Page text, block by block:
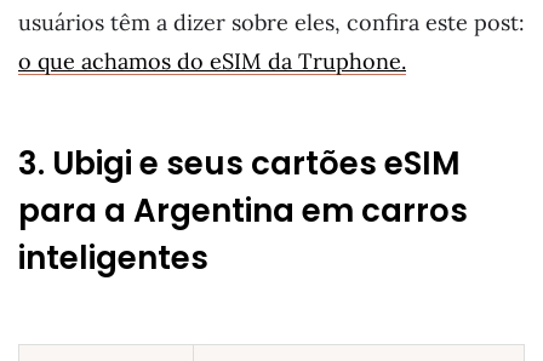
usuários têm a dizer sobre eles, confira este post:
o que achamos do eSIM da Truphone.
3. Ubigi e seus cartões eSIM
para a Argentina em carros
inteligentes